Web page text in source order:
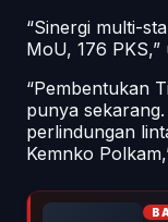
“Sinergi multi-
MoU, 176 PKS,”
“Pembentukan
punya
perlindungan
Kemnko